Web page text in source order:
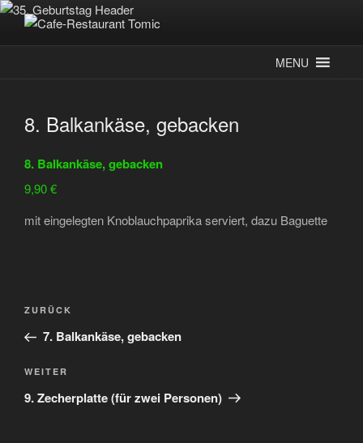
Zum
Inhalt
springenCAFE-RESTAURANT TOMIC
Deutsch-Kroatisches Spezialitätenrestaurant
MENU
8. Balkankäse, gebacken
8. Balkankäse, gebacken
9,90 €
mit eingelegten Knoblauchpaprika serviert, dazu Baguette
Beitragsnavigation
Vorheriger
Beitrag
ZURÜCK
7. Balkankäse, gebacken
Nächster
Beitrag
WEITER
9. Zecherplatte (für zwei Personen)